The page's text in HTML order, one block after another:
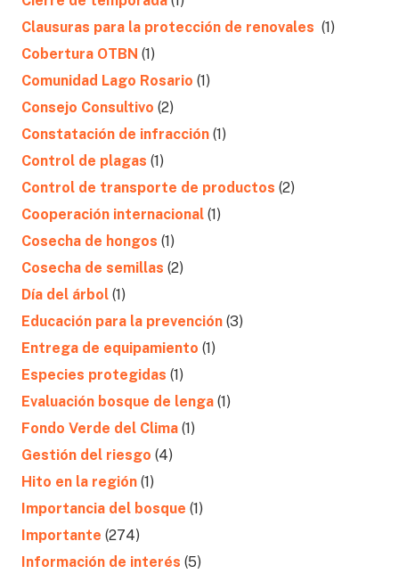
Clausuras para la protección de renovales (1)
Cobertura OTBN (1)
Comunidad Lago Rosario (1)
Consejo Consultivo (2)
Constatación de infracción (1)
Control de plagas (1)
Control de transporte de productos (2)
Cooperación internacional (1)
Cosecha de hongos (1)
Cosecha de semillas (2)
Día del árbol (1)
Educación para la prevención (3)
Entrega de equipamiento (1)
Especies protegidas (1)
Evaluación bosque de lenga (1)
Fondo Verde del Clima (1)
Gestión del riesgo (4)
Hito en la región (1)
Importancia del bosque (1)
Importante (274)
Información de interés (5)